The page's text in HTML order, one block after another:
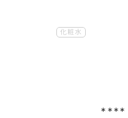
化粧水
∗∗∗∗